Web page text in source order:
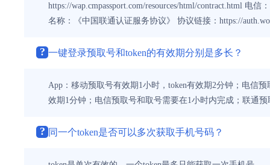
https://wap.cmpassport.com/resources/html/contract.html 电
名称：《中国联通认证服务协议》 协议链接：https://
? 一键登录预取号和token的有效期分别是多长？
App：移动预取号有效期1小时，token有效期2分钟；电信
效期1分钟；电信预取号和取号需要在1小时内完成；联通
? 同一个token是否可以多次获取手机号码？